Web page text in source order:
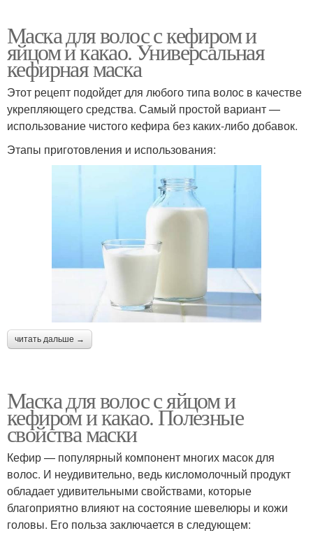
Маска для волос с кефиром и
яйцом и какао. Универсальная
кефирная маска
Этот рецепт подойдет для любого типа волос в качестве
укрепляющего средства. Самый простой вариант —
использование чистого кефира без каких-либо добавок.
Этапы приготовления и использования:
читать дальше →
Маска для волос с яйцом и
кефиром и какао. Полезные
свойства маски
Кефир — популярный компонент многих масок для
волос. И неудивительно, ведь кисломолочный продукт
обладает удивительными свойствами, которые
благоприятно влияют на состояние шевелюры и кожи
головы. Его польза заключается в следующем: